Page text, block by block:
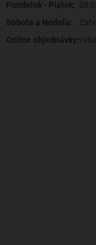
Pondelok - Piatok:
Sobota a Nedeľa:
Online objednávky: